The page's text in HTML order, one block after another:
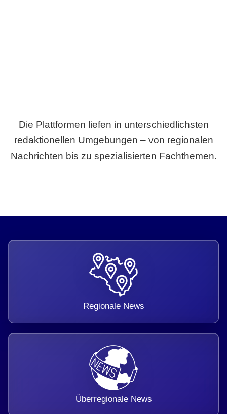
Die Plattformen liefen in unterschiedlichsten
redaktionellen Umgebungen – von regionalen
Nachrichten bis zu spezialisierten Fachthemen.
Regionale News
Überregionale News